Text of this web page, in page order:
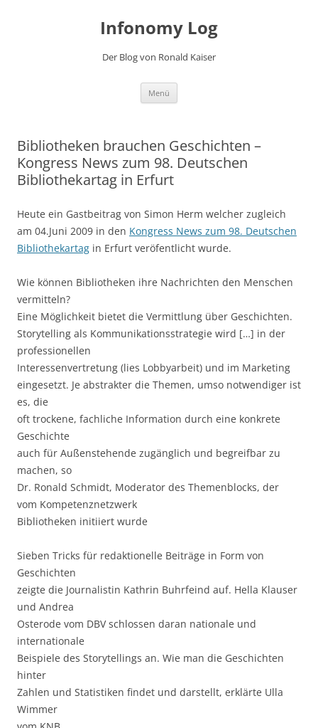
Infonomy Log
Der Blog von Ronald Kaiser
Menü
Bibliotheken brauchen Geschichten –
Kongress News zum 98. Deutschen
Bibliothekartag in Erfurt
Heute ein Gastbeitrag von Simon Herm welcher zugleich
am 04.Juni 2009 in den Kongress News zum 98. Deutschen
Bibliothekartag in Erfurt veröfentlicht wurde.
Wie können Bibliotheken ihre Nachrichten den Menschen
vermitteln?
Eine Möglichkeit bietet die Vermittlung über Geschichten.
Storytelling als Kommunikationsstrategie wird […] in der
professionellen
Interessenvertretung (lies Lobbyarbeit) und im Marketing
eingesetzt. Je abstrakter die Themen, umso notwendiger ist
es, die
oft trockene, fachliche Information durch eine konkrete
Geschichte
auch für Außenstehende zugänglich und begreifbar zu
machen, so
Dr. Ronald Schmidt, Moderator des Themenblocks, der
vom Kompetenznetzwerk
Bibliotheken initiiert wurde
Sieben Tricks für redaktionelle Beiträge in Form von
Geschichten
zeigte die Journalistin Kathrin Buhrfeind auf. Hella Klauser
und Andrea
Osterode vom DBV schlossen daran nationale und
internationale
Beispiele des Storytellings an. Wie man die Geschichten
hinter
Zahlen und Statistiken findet und darstellt, erklärte Ulla
Wimmer